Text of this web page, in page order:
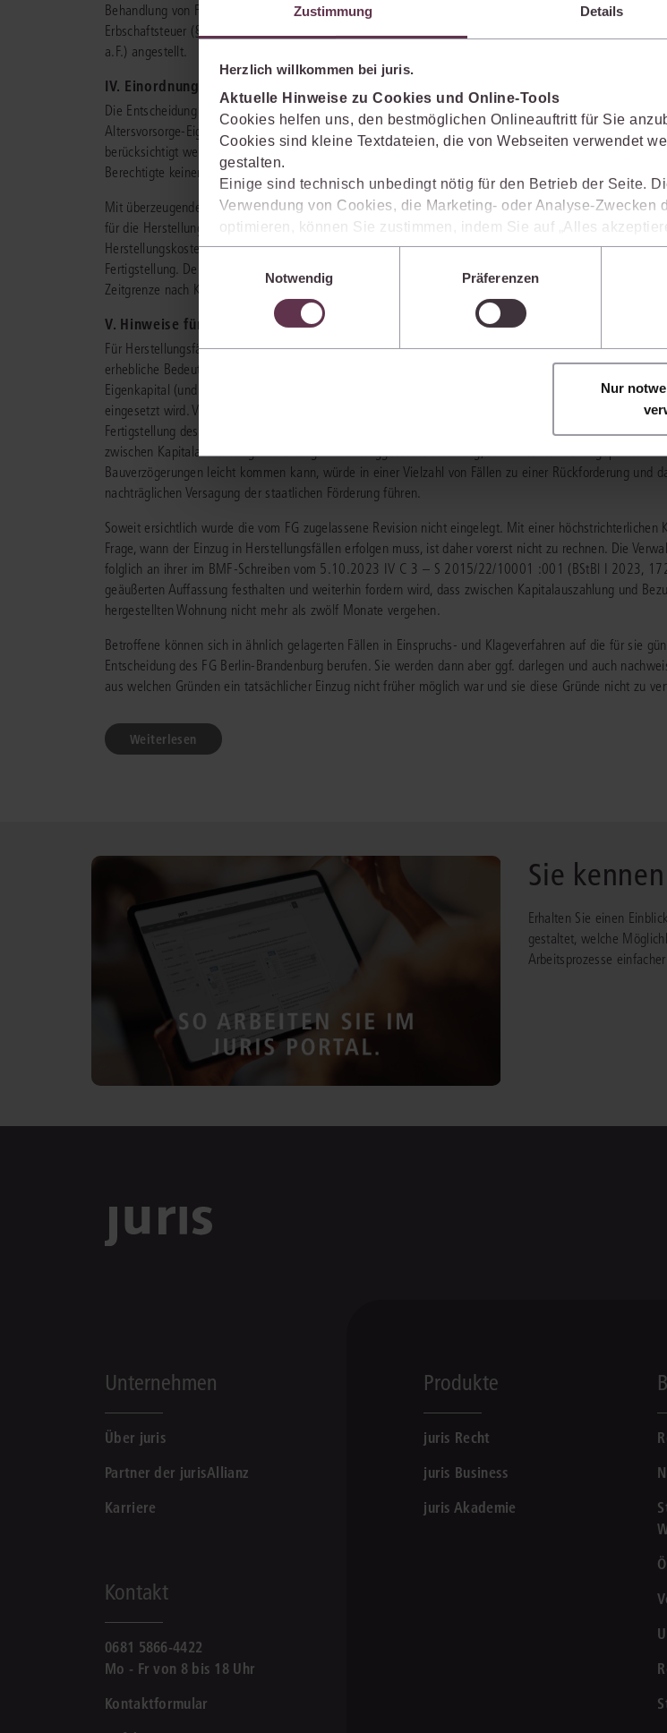
Zustimmung Details
Herzlich willkommen bei juris.
Aktuelle Hinweise zu Cookies und Online-Tools
Cookies helfen uns, den bestmöglichen Onlineauftritt für Sie
Cookies sind kleine Textdateien, die von Webseiten verwendet
gestalten.
Einige sind technisch unbedingt nötig für den Betrieb der Seite.
Verwendung von Cookies, die Marketing- oder Analyse-Zwecken
optimieren, können Sie zustimmen, indem Sie auf „Alles
sich auch damit einverstanden, dass die mittels der Cookies
die USA) übermittelt werden, die ein niedrigeres
im Cookiebanner sowie in unseren
Hinweisen zum Datenschutz
Notwendig
Präferenzen
Nur
Behandlung von Fällen, in denen sich eine beabsichtigte Nutzung einer Immobilie verzögert, im Bereich
Erbschaftsteuer (§ 13 ErbStG) sowie zu früheren Regelungen zur staatlichen Wohnförderung (§ 10e und
a.F.) angestellt.
IV. Einordnung und Würdigung der Entscheidung
Die Entscheidung befasst sich mit der Auslegung des Tatbestandsmerkmales „unmittelbare“ Verwendung
Altersvorsorge-Eigenheimbetrags für die Herstellung einer Wohnung. Dabei hat das Gericht herausgestellt,
berücksichtigt werden müsse, dass es in Herstellungsfällen zu zeitlichen Verzögerungen kommen kann,
Berechtigte keinen Einfluss hat.
Mit überzeugenden Gründen hat das Gericht entschieden, dass die Verwendung des Altersvorsorge-
für die Herstellung von Wohneigentum nicht nur die zeitnahe Verwendung des ausgezahlten Kapitals zur
Herstellungskosten voraussetzt, sondern auch die tatsächliche Selbstnutzung der hergestellten Wohnung
Fertigstellung. Der Auffassung des Gerichts, dass der Berechtigte die begünstigte Wohnung nicht
Zeitgrenze nach Kapitalauszahlung beziehen muss, ist zuzustimmen. Das Gesetz enthält keine solche
V. Hinweise für die Praxis
Für Herstellungsfälle, in denen ein Riester-Vertrag in die Finanzierung eingebunden werden soll, hat die
erhebliche Bedeutung. Banken und Bausparkassen verlangen bei Immobilienfinanzierungen regelmäßig,
Eigenkapital (und damit auch das zuvor in einem Riester-Vertrag angesammelte Kapital) zu Beginn der
eingesetzt wird. Vor diesem Hintergrund dürfte es der Normalfall sein, dass zwischen der Auszahlung
Fertigstellung des Objekts ein längerer Zeitraum liegt. Ein Überschreiten der von der Bekl.
zwischen Kapitalauszahlung und Einzug in die fertiggestellte Wohnung, zu der es v.a. bei ungeplanten
Bauverzögerungen leicht kommen kann, würde in einer Vielzahl von Fällen zu einer Rückforderung und
nachträglichen Versagung der staatlichen Förderung führen.
Soweit ersichtlich wurde die vom FG zugelassene Revision nicht eingelegt. Mit einer höchstrichterlichen
Frage, wann der Einzug in Herstellungsfällen erfolgen muss, ist daher vorerst nicht zu rechnen. Die
folglich an ihrer im BMF-Schreiben vom 5.10.2023 IV C 3 – S 2015/22/10001 :001 (BStBl I 2023,
geäußerten Auffassung festhalten und weiterhin fordern wird, dass zwischen Kapitalauszahlung und
hergestellten Wohnung nicht mehr als zwölf Monate vergehen.
Betroffene können sich in ähnlich gelagerten Fällen in Einspruchs- und Klageverfahren auf die für sie
Entscheidung des FG Berlin-Brandenburg berufen. Sie werden dann aber ggf. darlegen und auch
aus welchen Gründen ein tatsächlicher Einzug nicht früher möglich war und sie diese Gründe nicht zu
Weiterlesen
Sie
Erhalten Sie einen
gestaltet, welche
Arbeitsprozesse
Unternehmen
Über juris
Partner der jurisAllianz
Karriere
Kontakt
0681 5866-4422
Mo - Fr von 8 bis 18 Uhr
Kontaktformular
Produkte
juris Recht
juris Business
juris Akademie